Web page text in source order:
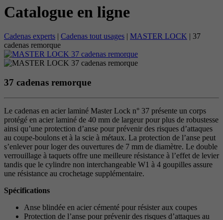
Catalogue en ligne
Cadenas experts | Cadenas tout usages | MASTER LOCK | 37
cadenas remorque
37 cadenas remorque
Le cadenas en acier laminé Master Lock n° 37 présente un corps
protégé en acier laminé de 40 mm de largeur pour plus de robustesse
ainsi qu’une protection d’anse pour prévenir des risques d’attaques
au coupe-boulons et à la scie à métaux. La protection de l’anse peut
s’enlever pour loger des ouvertures de 7 mm de diamètre. Le double
verrouillage à taquets offre une meilleure résistance à l’effet de levier
tandis que le cylindre non interchangeable W1 à 4 goupilles assure
une résistance au crochetage supplémentaire.
Spécifications
Anse blindée en acier cémenté pour résister aux coupes
Protection de l’anse pour prévenir des risques d’attaques au